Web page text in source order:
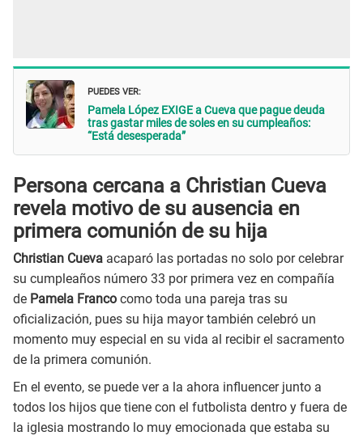
PUEDES VER:
Pamela López EXIGE a Cueva que pague deuda
tras gastar miles de soles en su cumpleaños:
“Está desesperada”
Persona cercana a Christian Cueva
revela motivo de su ausencia en
primera comunión de su hija
Christian Cueva acaparó las portadas no solo por celebrar
su cumpleaños número 33 por primera vez en compañía
de Pamela Franco como toda una pareja tras su
oficialización, pues su hija mayor también celebró un
momento muy especial en su vida al recibir el sacramento
de la primera comunión.
En el evento, se puede ver a la ahora influencer junto a
todos los hijos que tiene con el futbolista dentro y fuera de
la iglesia mostrando lo muy emocionada que estaba su